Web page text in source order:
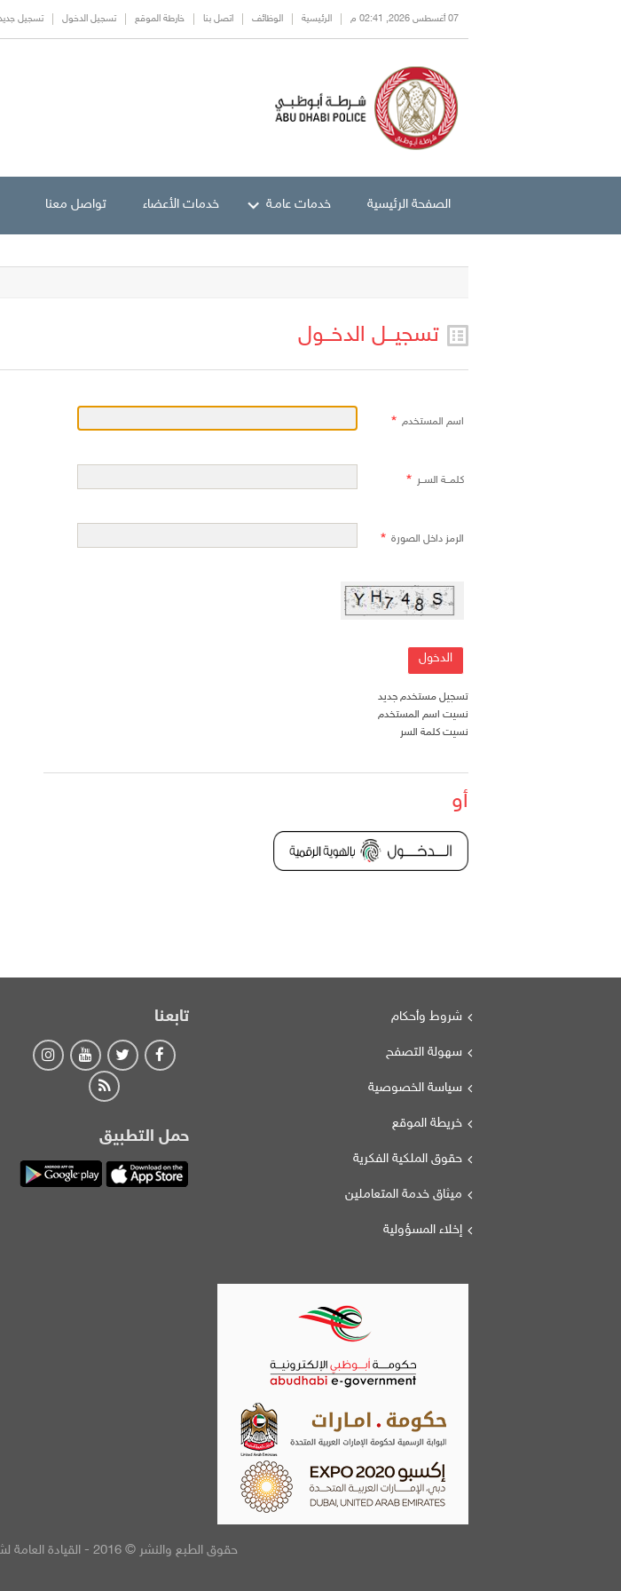
07 أغسطس 2026, 02:41 م الرئيسية الوظائف اتصل بنا خارطة الموقع تسجيل الدخول تسجيل
الصفحة الرئيسية خدمات عامـة خدمات الأعضاء تواصل معنا
تسجيــل الدخــول
اسم المستخدم
كلمــة الســر
الرمز داخل الصورة
تسجيل مستخدم جديد
نسيت اسم المستخدم
نسيت كلمة السر
أو
شروط وأحكام
سهولة التصفح
سياسة الخصوصية
خريطة الموقع
حقوق الملكية الفكرية
ميثاق خدمة المتعاملين
إخلاء المسؤولية
تابعنا
حمل التطبيق
حقوق الطبع والنشر © 2016 - القيادة العامة لشرطة أبو ظبي جميع الحقوق محفوظة